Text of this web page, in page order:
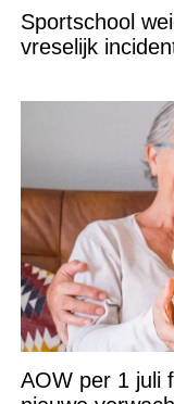
Sportschool
vreselijk
AOW per 1 juli